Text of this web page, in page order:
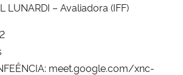
LUNARDI – Avaliadora (IFF)
meet.google.com/xnc-